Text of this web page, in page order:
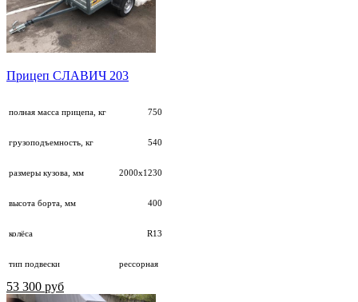
Прицеп СЛАВИЧ 203
полная масса прицепа, кг 750
грузоподъемность, кг 540
размеры кузова, мм 2000х1230
высота борта, мм 400
колёса R13
тип подвески рессорная
53 300 руб